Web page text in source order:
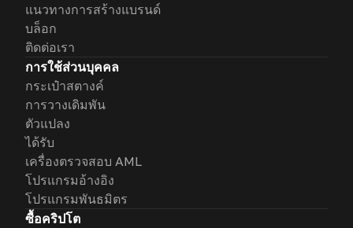
แนวทางการสร้างแบรนด์
บล็อก
ติดต่อเรา
การใช้ส่วนบุคคล
กระเป๋าสตางค์
การวางเดิมพัน
ตัวแปลง
ได้รับ
เครื่องตรวจสอบ AML
โปรแกรมอ้างอิง
โปรแกรมพันธมิตร
ซื้อคริปโต